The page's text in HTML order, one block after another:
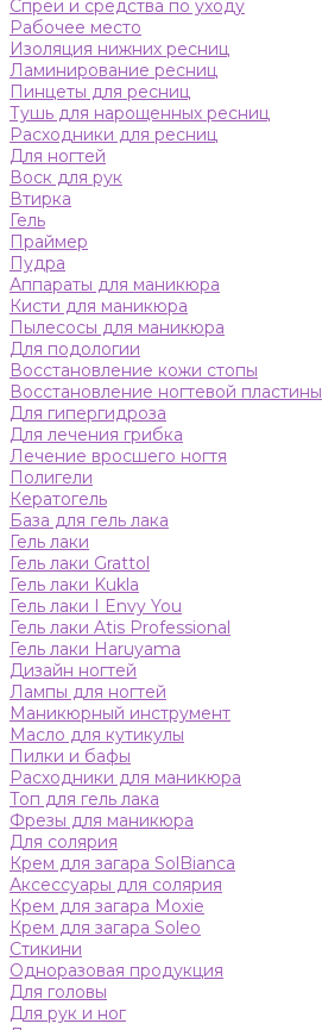
Спреи и средства по уходу
Рабочее место
Изоляция нижних ресниц
Ламинирование ресниц
Пинцеты для ресниц
Тушь для нарощенных ресниц
Расходники для ресниц
Для ногтей
Воск для рук
Втирка
Гель
Праймер
Пудра
Аппараты для маникюра
Кисти для маникюра
Пылесосы для маникюра
Для подологии
Восстановление кожи стопы
Восстановление ногтевой пластины
Для гипергидроза
Для лечения грибка
Лечение вросшего ногтя
Полигели
Кератогель
База для гель лака
Гель лаки
Гель лаки Grattol
Гель лаки Kukla
Гель лаки I Envy You
Гель лаки Atis Professional
Гель лаки Haruyama
Дизайн ногтей
Лампы для ногтей
Маникюрный инструмент
Масло для кутикулы
Пилки и бафы
Расходники для маникюра
Топ для гель лака
Фрезы для маникюра
Для солярия
Крем для загара SolBianca
Аксессуары для солярия
Крем для загара Moxie
Крем для загара Soleo
Стикини
Одноразовая продукция
Для головы
Для рук и ног